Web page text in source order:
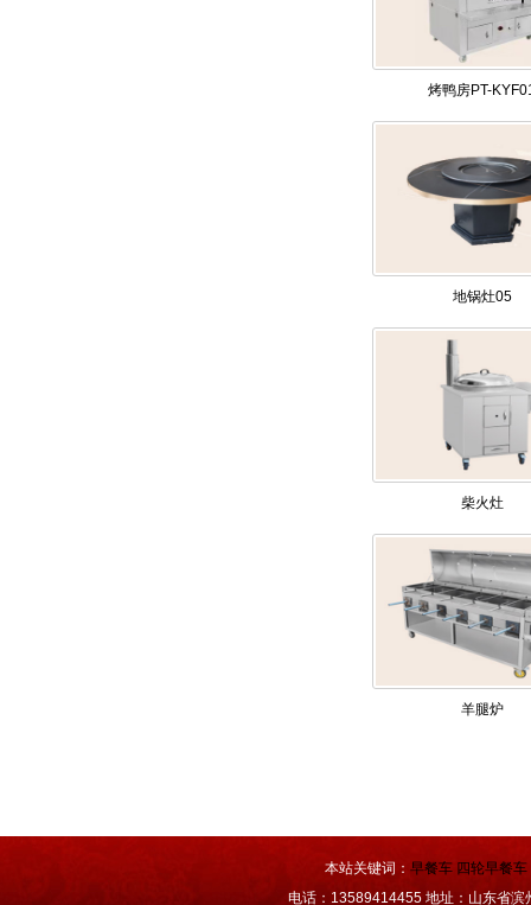
烤鸭房PT-
地锅灶05
柴火灶
羊腿炉
本站关键词： 早餐车 四轮早餐车
电话：13589414455 地址：山东省滨